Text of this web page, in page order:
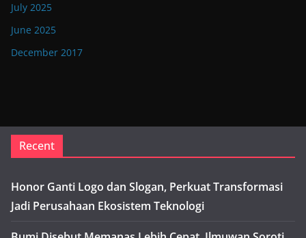
July 2025
June 2025
December 2017
Recent
Honor Ganti Logo dan Slogan, Perkuat Transformasi
Jadi Perusahaan Ekosistem Teknologi